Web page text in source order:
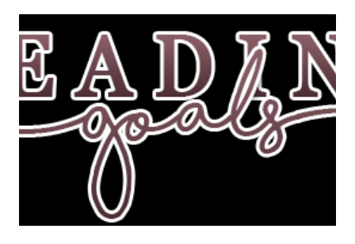
riguarda i suoi romanzi thriller. Per il momento sono
troppo fissata con questo genere ma ho letto pochi libri
thriller e vorrei davvero iniziarne qualcuno. Attraverso il
fuoco - Josephine Angeline \\ 19 settembre. Qualsiasi
libro cita anche soltanto "Salem" deve essere
assolutamente mio. Sono affascinata dalla storia delle
streghe di Salem e se oltre alle streghe aggiungiamo
mondi paralleli e gemelle malefiche, la mia curiosità monta